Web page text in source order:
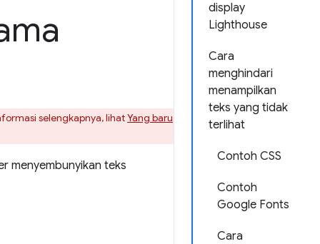
display
Lighthouse
Cara
menghindari
menampilkan
teks yang tidak
terlihat
Contoh CSS
Contoh
Google Fonts
Cara
selengkapnya, lihatYang baru
menyembunyikan teks